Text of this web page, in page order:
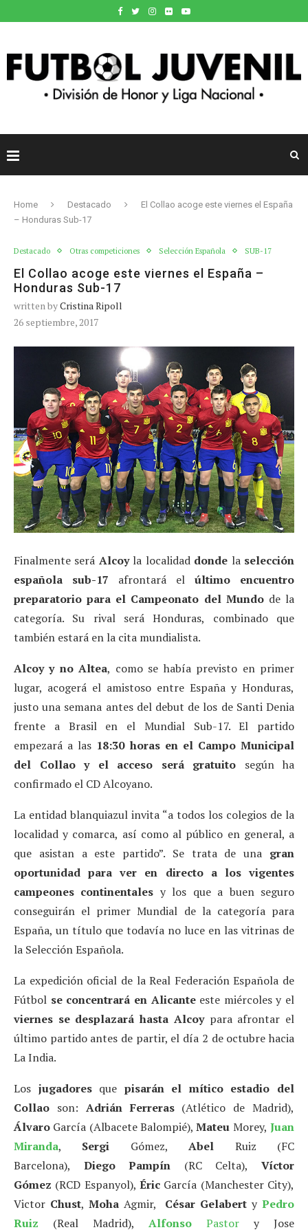
Home Destacado
El Collao acoge este viernes el España
– Honduras Sub-17
Destacado Otras competiciones Selección Española SUB-17
El Collao acoge este viernes el España –
Honduras Sub-17
written byCristina Ripoll
26 septiembre, 2017
Finalmente será Alcoyla localidad donde la selección
española sub-17 afrontará el último encuentro
preparatorio para el Campeonato del Mundode la
categoría. Su rival será Honduras, combinado que
también estará en la cita mundialista.
Alcoy y no Altea, como se había previsto en primer
lugar, acogerá el amistoso entre España y Honduras,
justo una semana antes del debut de los de Santi Denia
frente a Brasil en el Mundial Sub-17. El partido
empezará a las 18:30 horas en el Campo Municipal
del Collao y el acceso será gratuito según ha
confirmado el CD Alcoyano.
La entidad blanquiazul invita “a todos los colegios de la
localidad y comarca, así como al público en general, a
que asistan a este partido”. Se trata de una gran
oportunidad para ver en directo a los vigentes
campeones continentales y los que a buen seguro
conseguirán el primer Mundial de la categoría para
España, un título que todavía no luce en las vitrinas de
la Selección Española.
La expedición oficial de la Real Federación Española de
Fútbol se concentrará en Alicanteeste miércoles y el
viernes se desplazará hasta Alcoypara afrontar el
último partido antes de partir, el día 2 de octubre hacia
La India.
Los jugadoresque pisarán el mítico estadio del
Collao son: Adrián Ferreras (Atlético de Madrid),
Álvaro García (Albacete Balompié),Mateu Morey, Juan
Miranda, Sergi Gómez,Abel Ruiz (FC
Barcelona), Diego Pampín (RC Celta),Víctor
Gómez (RCD Espanyol), Éric García (Manchester City),
Victor Chust, MohaAgmir, César Gelaberty Pedro
Ruiz (Real Madrid), Alfonso Pastor y Jose